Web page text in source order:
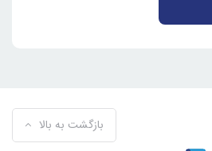
بازگشت به بالا